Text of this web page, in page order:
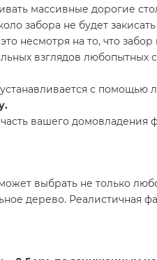
массивные дорогие
забора не будет
несмотря на то, что
взглядов любопытных
с помощью
вашего домовладения
выбрать не только
дерево. Реалистичная